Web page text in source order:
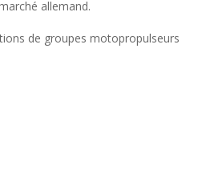
allemand.
de groupes motopropulseurs